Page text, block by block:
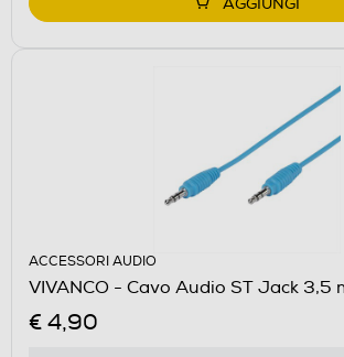
ACCESSORI AUDIO
VIVANCO - Cavo Audio ST Jack 3,5
€ 4,90